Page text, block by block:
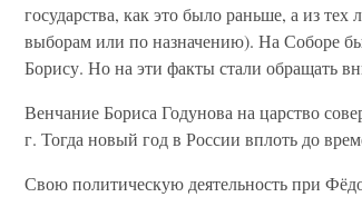
государства, как это было раньше, а из
выборам или по назначению). На Соборе
Борису. Но на эти факты стали обращать
Венчание Бориса Годунова на царство
г. Тогда новый год в России вплоть до
Свою политическую деятельность при